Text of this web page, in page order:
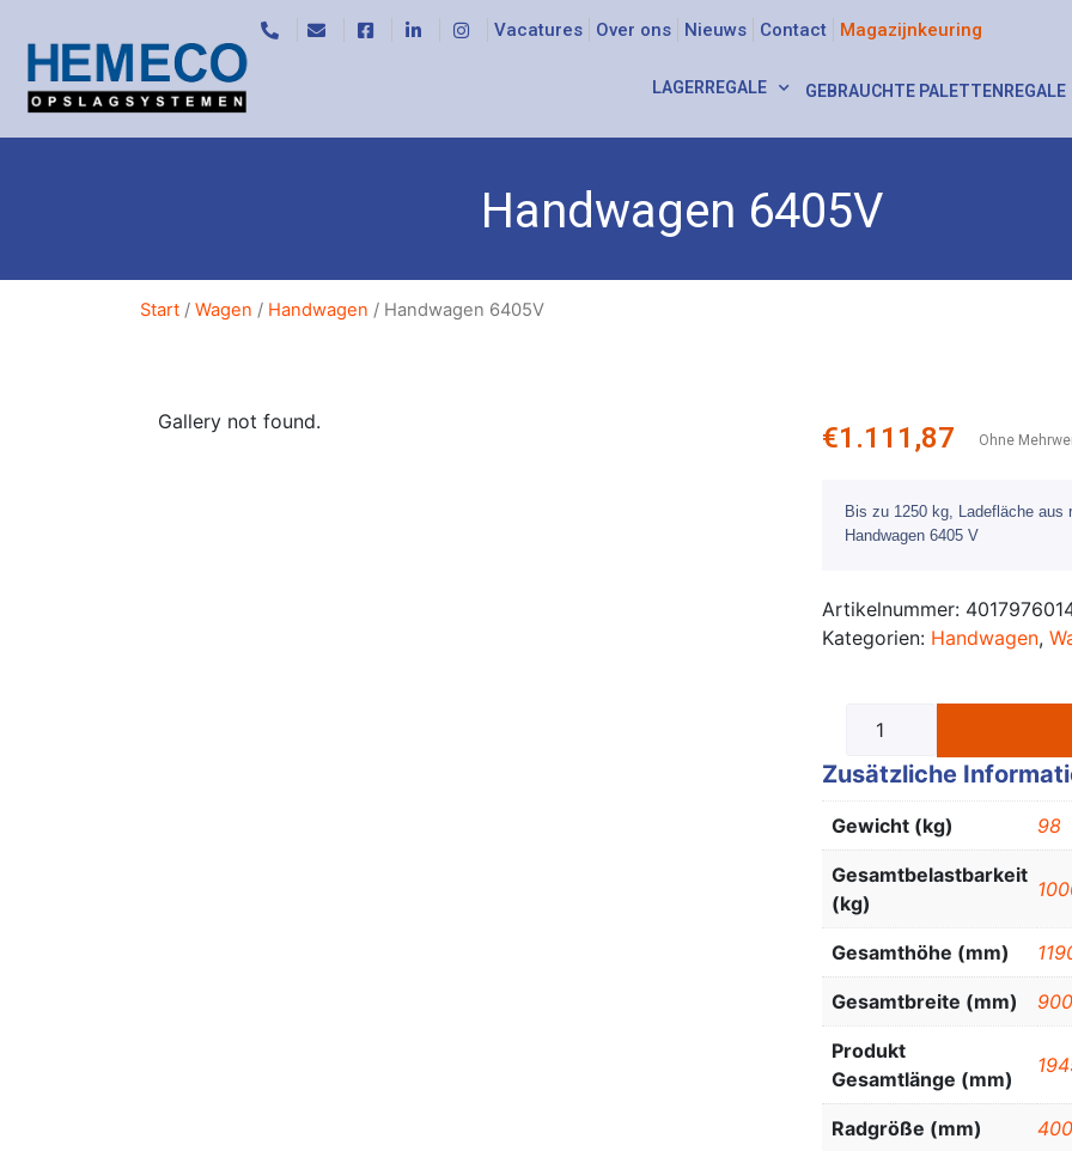
Vacatures Over ons Nieuws Contact Magazijnkeuring
LAGERREGALE GEBRAUCHTE PALETTENREGALE
Handwagen 6405V
Start / Wagen / Handwagen / Handwagen 6405V
Gallery not found. €1.111,87 Ohne
Bis zu 1250 kg, Ladefläche
Handwagen 6405 V
Artikelnummer:
Kategorien: Handwagen,
Zusätzliche
Gewicht (kg) 98
Gesamtbelastbarkeit
(kg)
Gesamthöhe (mm)
Gesamtbreite (mm) 900
Produkt
Gesamtlänge (mm)
Radgröße (mm)